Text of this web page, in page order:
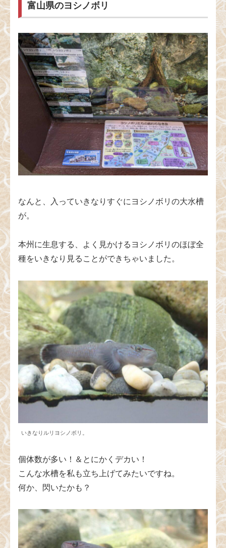
富山県のヨシノボリ
なんと、入っていきなりすぐにヨシノボリの大水槽
が。
本州に生息する、よく見かけるヨシノボリのほぼ全
種をいきなり見ることができちゃいました。
いきなりルリヨシノボリ。
個体数が多い！＆とにかくデカい！
こんな水槽を私も立ち上げてみたいですね。
何か、閃いたかも？